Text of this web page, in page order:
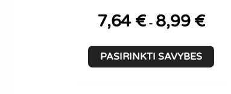
7,64 €- 8,99 €
PASIRINKTI SAVYBES
This